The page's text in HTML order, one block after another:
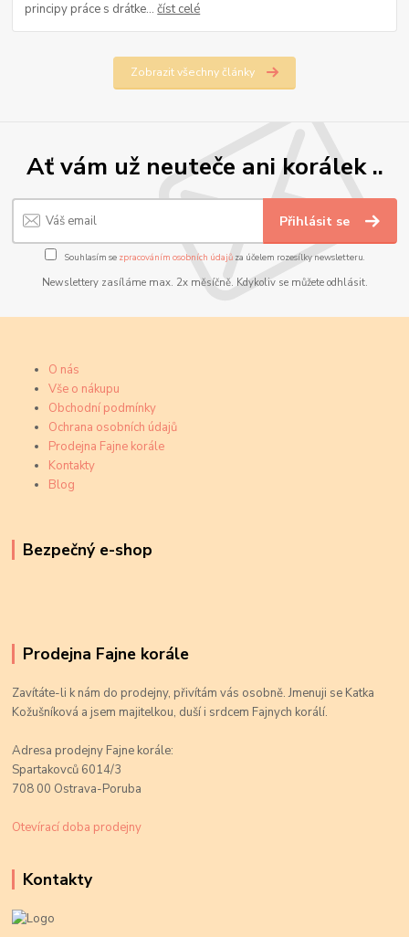
principy práce s drátke...číst celé
Zobrazit všechny články
Ať vám už neuteče ani korálek ..
Přihlásit se
Souhlasím se zpracováním osobních údajůza účelem rozesílky newsletteru.
Newslettery zasíláme max. 2x měsíčně. Kdykoliv se můžete odhlásit.
O nás
Vše o nákupu
Obchodní podmínky
Ochrana osobních údajů
Prodejna Fajne korále
Kontakty
Blog
Bezpečný e-shop
Prodejna Fajne korále
Zavítáte-li k nám do prodejny, přivítám vás osobně. Jmenuji se Katka
Kožušníková a jsem majitelkou, duší i srdcem Fajnych korálí.
Adresa prodejny Fajne korále:
Spartakovců 6014/3
708 00 Ostrava-Poruba
Otevírací doba prodejny
Kontakty